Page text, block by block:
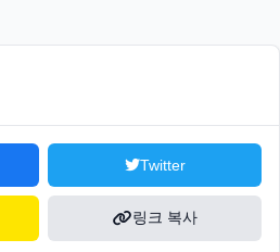
Twitter
링크 복사